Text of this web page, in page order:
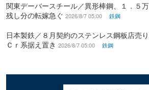
関東デーバースチール／異形棒鋼、１．５
残し分の転嫁急ぐ 2026/8/7 05:00 鉄鋼
日本製鉄／８月契約のステンレス鋼板店売
Ｃｒ系据え置き 2026/8/7 05:00 鉄鋼